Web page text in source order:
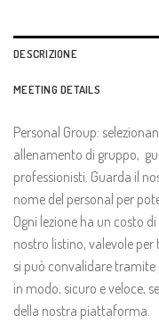
DESCRIZIONE
MEETING DETAILS
Personal Group:
allenamento di gruppo,
professionisti. Guarda il
nome del personal per
Ogni lezione ha un costo di
nostro listino, valevole
si può convalidare
in modo, sicuro e veloce,
della nostra piattaforma.